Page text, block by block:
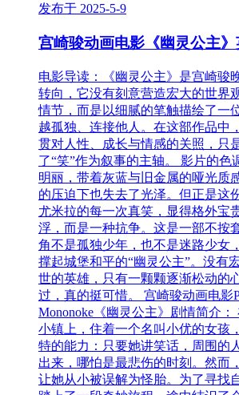
发布于 2025-5-9
宫崎骏动画电影《幽灵公主
电影导读：《幽灵公主》是宫崎骏
转向，它没有刻意营造宏大的世界
情节，而是以细腻的笔触描绘了一
越孤独、连接他人。在这部作品中
贯对人性、成长与情感的关照，只
了“笑”作为叙事的主轴。 影片的色
明丽，带着灰蓝与旧金属的哑光质
的压迫下也失去了光泽。但正是这
尤米拉的每一次真笑，显得格外宝
浮，而是一种抗争。这是一部不按
角不是孤独少年，也不是迷路少女
撑起城堡和平的“幽灵公主”。没有
世的英雄，只有一颗颗逐渐松动的
过，真的挺可惜。 宫崎骏动画电影
Mononoke《幽灵公主》剧情简介
小镇上，住着一个名叫小优的女孩
特的能力：只要她讲笑话，周围的
出来，哪怕是最悲伤的时刻。然而
让她从小被误解为怪胎。为了寻找